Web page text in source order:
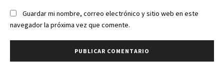
Guardar mi nombre, correo electrónico y sitio web en este
navegador la próxima vez que comente.